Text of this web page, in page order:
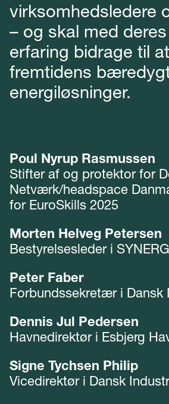
virksomhedsledere
– og skal med
erfaring bidrage til
fremtidens
energiløsninger.
Poul Nyrup Rasmussen
Stifter af og protektor for
Netværk/headspace
for EuroSkills 2025
Morten Helveg Petersen
Bestyrelsesleder i
Peter Faber
Forbundssekretær i Dansk
Dennis Jul Pedersen
Havnedirektør i Esbjerg
Signe Tychsen Philip
Vicedirektør i Dansk